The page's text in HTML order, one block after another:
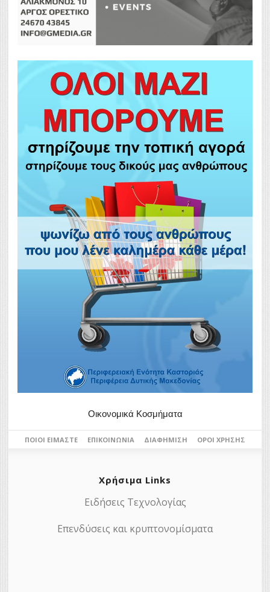
Οικονομικά Κοσμήματα
ΠΟΙΟΙ ΕΊΜΑΣΤΕ ΕΠΙΚΟΙΝΩΝΊΑ ΔΙΑΦΉΜΙΣΗ ΌΡΟΙ ΧΡΉΣΗΣ
Χρήσιμα Links
Ειδήσεις Τεχνολογίας
Επενδύσεις και κρυπτονομίσματα